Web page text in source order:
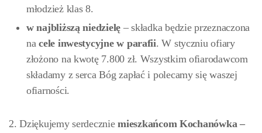
młodzież klas 8.
w najbliższą niedzielę – składka będzie przeznaczona
nacele inwestycyjne w parafii. W styczniu ofiary
złożono na kwotę 7.800 zł. Wszystkim ofiarodawcom
składamy z serca Bóg zapłać i polecamy się waszej
ofiarności.
2. Dziękujemy serdeczniemieszkańcom Kochanówka –